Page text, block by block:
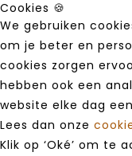
Cookies 🍪
We gebruiken
om je beter en
cookies zorgen
hebben ook een
website elke dag
Lees dan onze
Klik op ‘Oké’ om te